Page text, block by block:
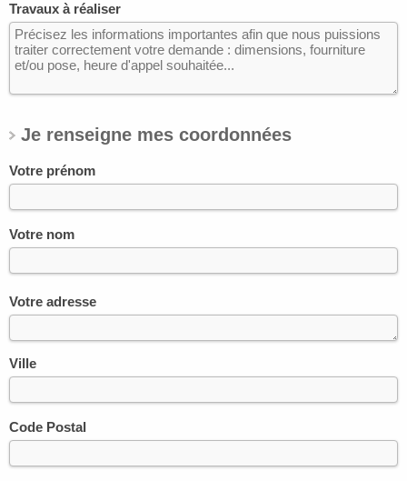
Travaux à réaliser
Je renseigne mes coordonnées
Votre prénom
Votre nom
Votre adresse
Ville
Code Postal